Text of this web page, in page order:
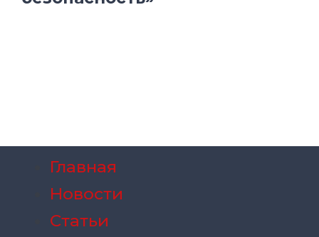
Главная
Новости
Статьи